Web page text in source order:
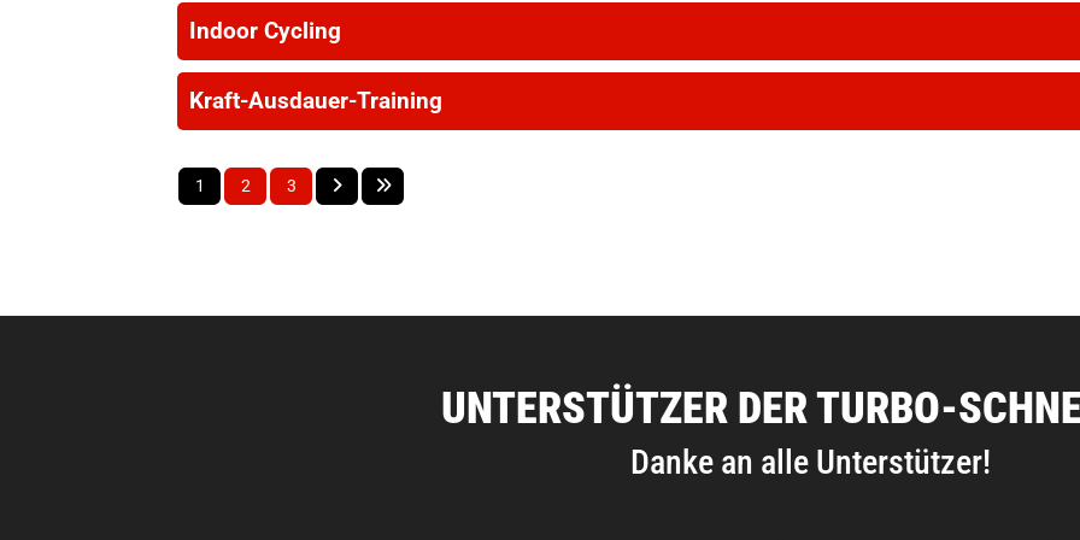
Indoor Cycling
Kraft-Ausdauer-Training
1 2 3
UNTERSTÜTZER DER TURBO-
Danke an alle Unterstützer!